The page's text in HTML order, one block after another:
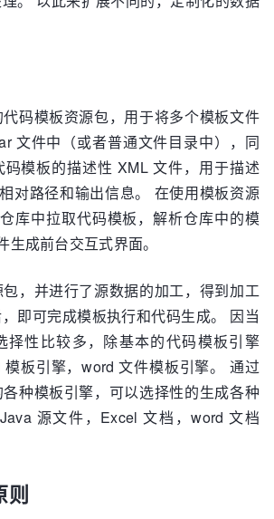
码模板资源包，用于将多个模板文件
文件中（或者普通文件目录中），同
模板的描述性 XML 文件，用于描述
对路径和输出信息。 在使用模板资源
库中拉取代码模板，解析仓库中的模
成前台交互式界面。
，并进行了源数据的加工，得到加工
即可完成模板执行和代码生成。 因当
择性比较多，除基本的代码模板引擎
板引擎，word 文件模板引擎。 通过
种模板引擎，可以选择性的生成各种
源文件，Excel 文档，word 文档
则